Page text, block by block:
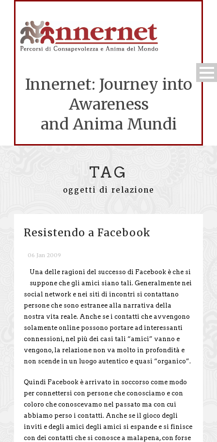
Innernet: Journey into
Awareness
and Anima Mundi
TAG
oggetti di relazione
Resistendo a Facebook
06 Jan 2009
Una delle ragioni del successo di Facebook è che si
suppone che gli amici siano tali. Generalmente nei
social network e nei siti di incontri si contattano
persone che sono estranee alla narrativa della
nostra vita reale. Anche se i contatti che avvengono
solamente online possono portare ad interessanti
connessioni, nel più dei casi tali “amici” vanno e
vengono, la relazione non va molto in profondità e
non scende in un luogo autentico e quasi “organico”.
Quindi Facebook è arrivato in soccorso come modo
per connettersi con persone che conosciamo e con
coloro che conoscevamo nel passato ma con cui
abbiamo perso i contatti. Anche se il gioco degli
inviti e degli amici degli amici si espande e si finisce
con dei contatti che si conosce a malapena, con forse